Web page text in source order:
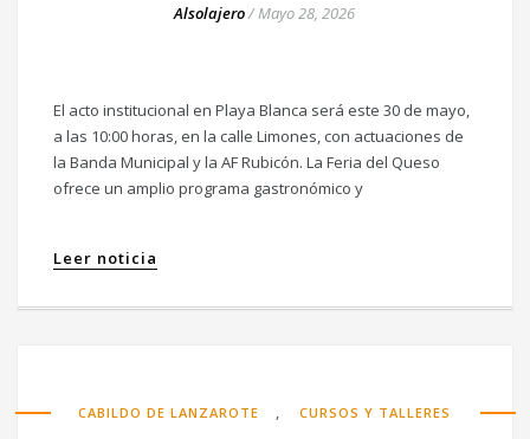
Alsolajero/Mayo 28, 2026
El acto institucional en Playa Blanca será este 30 de mayo,
a las 10:00 horas, en la calle Limones, con actuaciones de
la Banda Municipal y la AF Rubicón. La Feria del Queso
ofrece un amplio programa gastronómico y
Leer noticia
CABILDO DE LANZAROTE , CURSOS Y TALLERES